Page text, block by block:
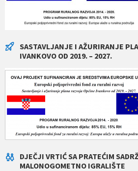
SASTAVLJANJE I AŽURIRANJE
IVANKOVO OD 2019. – 2027.
DJEČJI VRTIĆ SA PRATEĆIM
MALONOGOMETNO IGRALIŠTE